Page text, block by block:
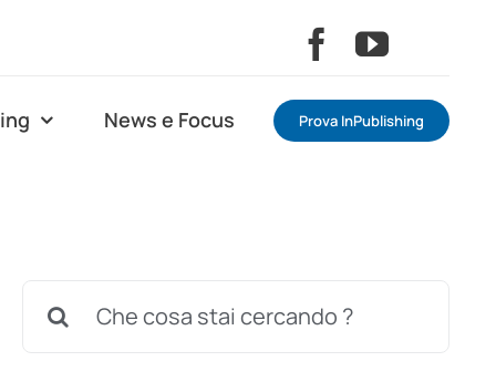
News e Focus Prova InPublishing
per: